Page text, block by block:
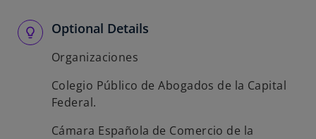
Optional Details
Organizaciones
Colegio Público de Abogados de la Capital
Federal.
Cámara Española de Comercio de la